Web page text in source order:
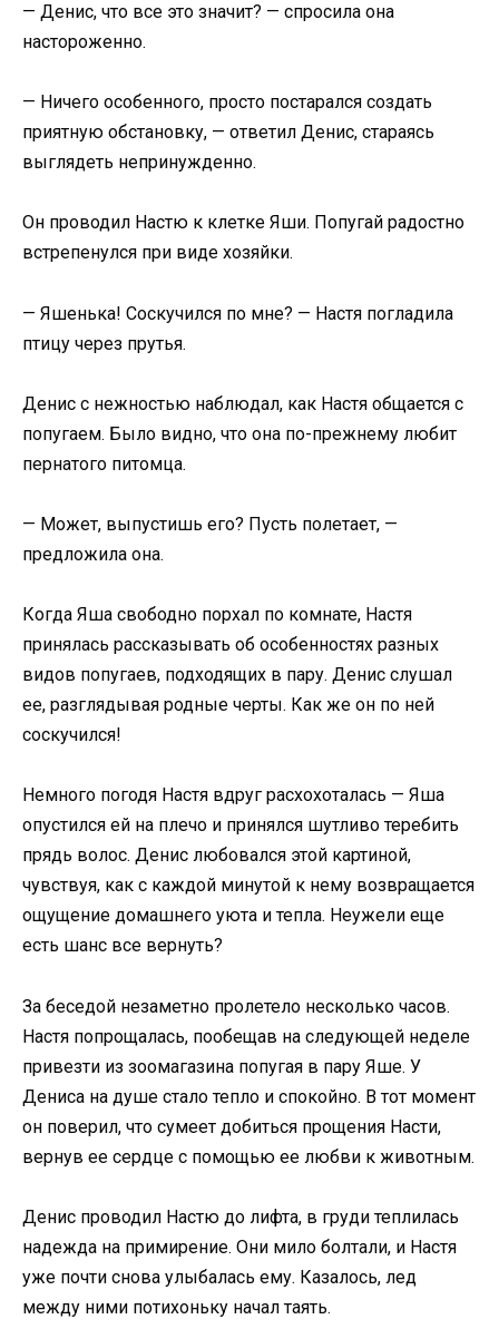
— Денис, что все это значит? — спросила она
настороженно.
— Ничего особенного, просто постарался создать
приятную обстановку, — ответил Денис, стараясь
выглядеть непринужденно.
Он проводил Настю к клетке Яши. Попугай радостно
встрепенулся при виде хозяйки.
— Яшенька! Соскучился по мне? — Настя погладила
птицу через прутья.
Денис с нежностью наблюдал, как Настя общается с
попугаем. Было видно, что она по-прежнему любит
пернатого питомца.
— Может, выпустишь его? Пусть полетает, —
предложила она.
Когда Яша свободно порхал по комнате, Настя
принялась рассказывать об особенностях разных
видов попугаев, подходящих в пару. Денис слушал
ее, разглядывая родные черты. Как же он по ней
соскучился!
Немного погодя Настя вдруг расхохоталась — Яша
опустился ей на плечо и принялся шутливо теребить
прядь волос. Денис любовался этой картиной,
чувствуя, как с каждой минутой к нему возвращается
ощущение домашнего уюта и тепла. Неужели еще
есть шанс все вернуть?
За беседой незаметно пролетело несколько часов.
Настя попрощалась, пообещав на следующей неделе
привезти из зоомагазина попугая в пару Яше. У
Дениса на душе стало тепло и спокойно. В тот момент
он поверил, что сумеет добиться прощения Насти,
вернув ее сердце с помощью ее любви к животным.
Денис проводил Настю до лифта, в груди теплилась
надежда на примирение. Они мило болтали, и Настя
уже почти снова улыбалась ему. Казалось, лед
между ними потихоньку начал таять.